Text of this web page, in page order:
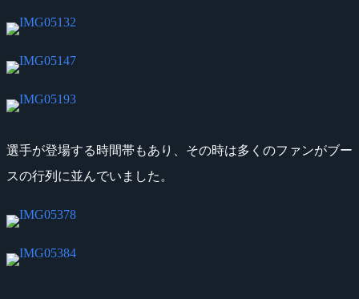
選手が登場する時間帯もあり、その時は多くのファンがブー
スの行列に並んでいました。